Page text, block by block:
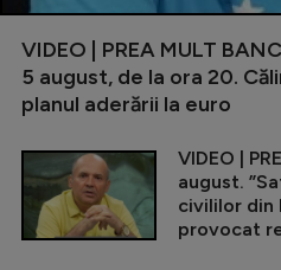
VIDEO | PREA MULT
5 august, de la ora 20.
planul aderării la euro
VIDEO |
august.
civililor din
provocat